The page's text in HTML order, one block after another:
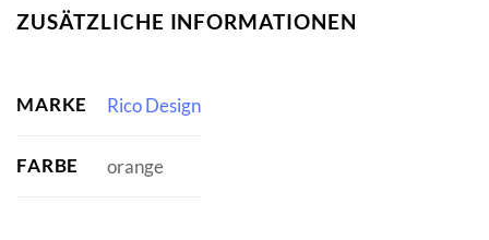
ZUSÄTZLICHE INFORMATIONEN
MARKE Rico Design
FARBE orange